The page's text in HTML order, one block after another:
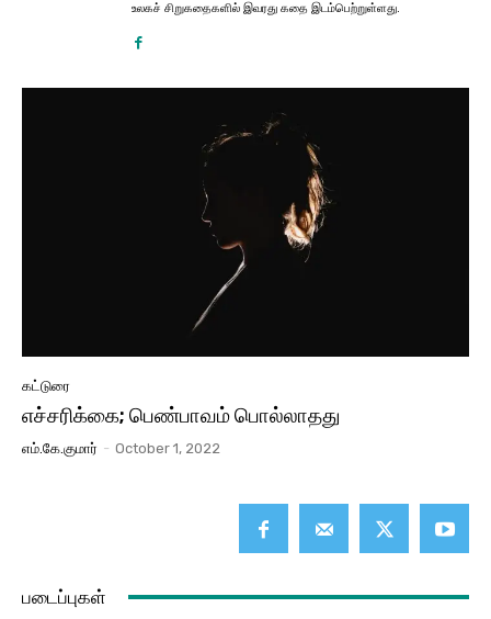
உலகச் சிறுகதைகளில் இவரது கதை இடம்பெற்றுள்ளது.
கட்டுரை
எச்சரிக்கை; பெண்பாவம் பொல்லாதது
எம்.கே.குமார் - October 1, 2022
படைப்புகள்